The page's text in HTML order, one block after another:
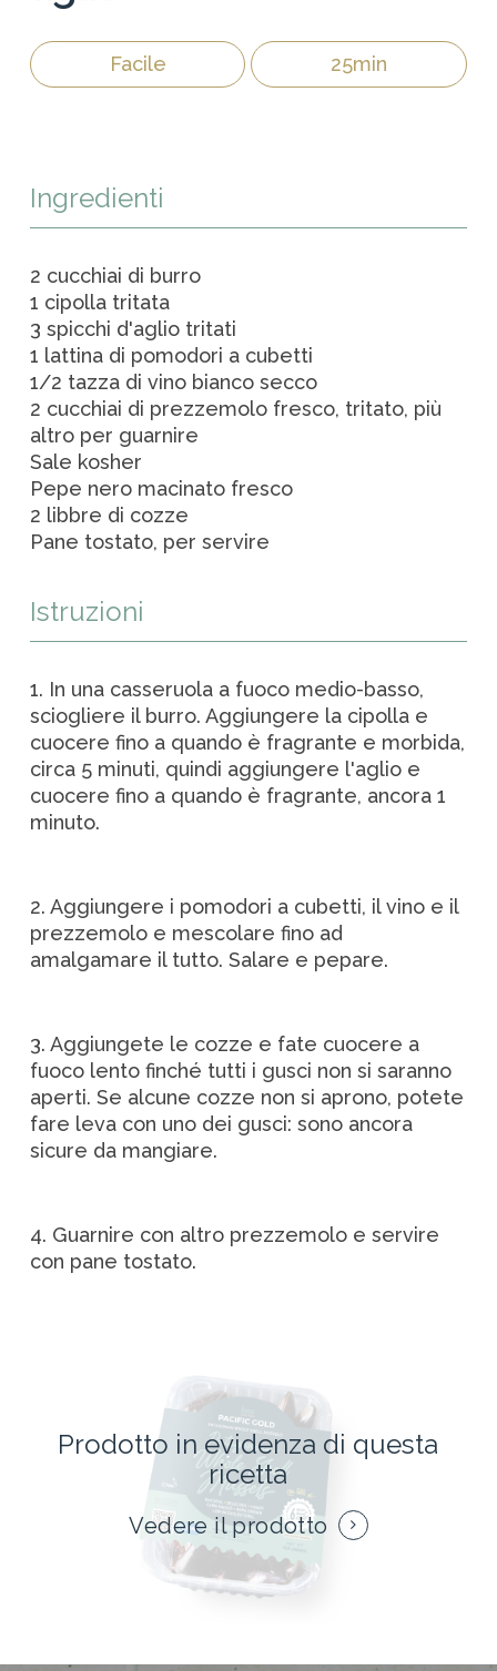
Facile 25min
Ingredienti
2 cucchiai di burro
1 cipolla tritata
3 spicchi d'aglio tritati
1 lattina di pomodori a cubetti
1/2 tazza di vino bianco secco
2 cucchiai di prezzemolo fresco, tritato, più
altro per guarnire
Sale kosher
Pepe nero macinato fresco
2 libbre di cozze
Pane tostato, per servire
Istruzioni
1. In una casseruola a fuoco medio-basso,
sciogliere il burro. Aggiungere la cipolla e
cuocere fino a quando è fragrante e morbida,
circa 5 minuti, quindi aggiungere l'aglio e
cuocere fino a quando è fragrante, ancora 1
minuto.
2. Aggiungere i pomodori a cubetti, il vino e il
prezzemolo e mescolare fino ad
amalgamare il tutto. Salare e pepare.
3. Aggiungete le cozze e fate cuocere a
fuoco lento finché tutti i gusci non si saranno
aperti. Se alcune cozze non si aprono, potete
fare leva con uno dei gusci: sono ancora
sicure da mangiare.
4. Guarnire con altro prezzemolo e servire
con pane tostato.
Prodotto in evidenza di questa
ricetta
Vedere il prodotto